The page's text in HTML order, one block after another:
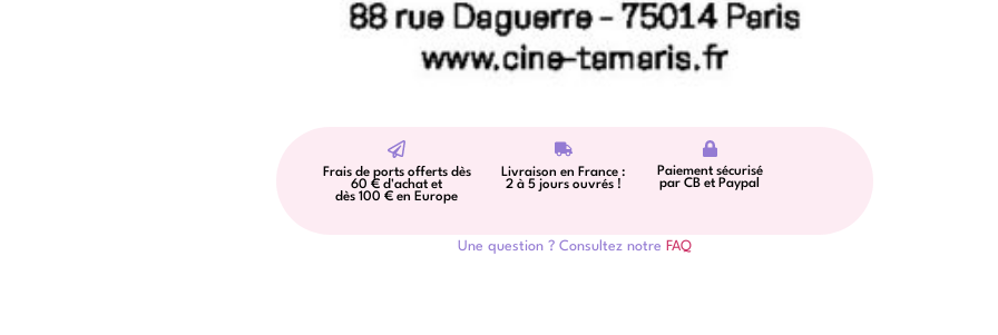
Frais de ports offerts dès
60 € d'achat et
dès 100 € en Europe
Livraison en France :
2 à 5 jours ouvrés !
Paiement sécurisé
par CB et Paypal
Une question ? Consultez notre FAQ